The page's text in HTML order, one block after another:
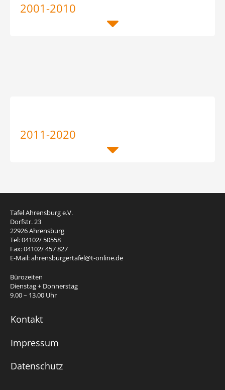
2001-2010
2011-2020
Tafel Ahrensburg e.V.
Dorfstr. 23
22926 Ahrensburg
Tel: 04102/ 50558
Fax: 04102/ 457 827
E-Mail:ahrensburgertafel@t-online.de
Bürozeiten
Dienstag + Donnerstag
9.00 – 13.00 Uhr
Kontakt
Impressum
Datenschutz